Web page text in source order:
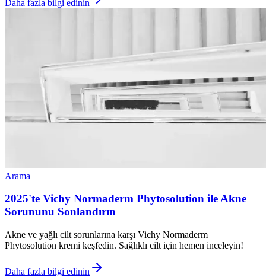
Daha fazla bilgi edinin
Arama
2025'te Vichy Normaderm Phytosolution ile Akne
Sorununu Sonlandırın
Akne ve yağlı cilt sorunlarına karşı Vichy Normaderm
Phytosolution kremi keşfedin. Sağlıklı cilt için hemen inceleyin!
Daha fazla bilgi edinin